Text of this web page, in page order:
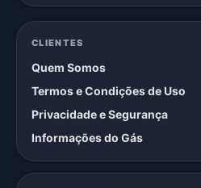
CLIENTES
Quem Somos
Termos e Condições de Uso
Privacidade e Segurança
Informações do Gás